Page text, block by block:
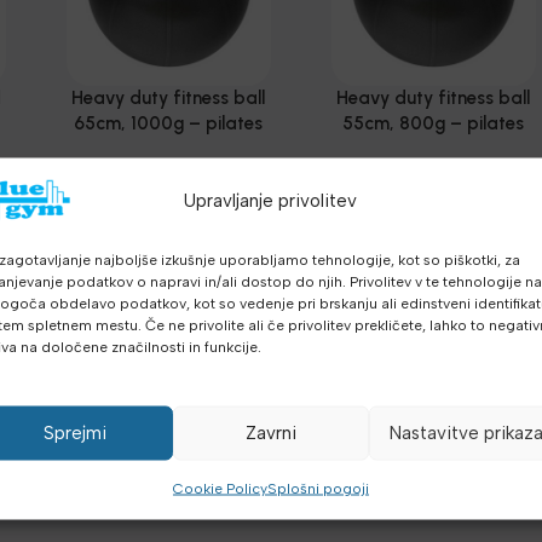
Upravljanje privolitev
najboljše izkušnje uporabljamo tehnologije, kot so piškotki, za
podatkov o napravi in/ali dostop do njih. Privolitev v te tehnologije
obdelavo podatkov, kot so vedenje pri brskanju ali edinstveni
spletnem mestu. Če ne privolite ali če privolitev prekličete, lahko to
na določene značilnosti in funkcije.
Sprejmi Zavrni Nastavitve prikaza
Cookie PolicySplošni pogoji
Heavy duty fitness ball
65cm, 1000g – pilates
Medicinke, Žoge,
balans
Aerobika in Joga
Dodatna oprema
Najnovejša oprema
DODAJ V KOŠARICO
Heavy duty fitness ball
55cm, 800g – pilates
balans
Dodatna oprema,
Najnovejša oprema
DODAJ V KOŠARICO